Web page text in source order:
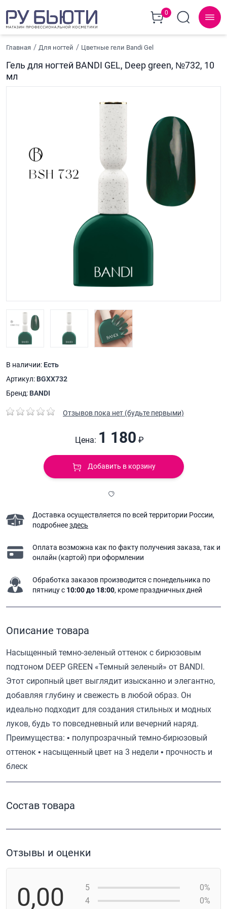
0
Главная Для ногтей Цветные гели Bandi Gel
Гель для ногтей BANDI GEL, Deep green, №732, 10
мл
В наличии: Есть
Артикул: BGXX732
Бренд: BANDI
Отзывов пока нет (будьте первыми)
Цена: 1 180 ₽
Добавить в корзину
Доставка осуществляется по всей территории России,
подробнеездесь
Оплата возможна как по факту получения заказа, так и
онлайн (картой) при оформлении
Обработка заказов производится с понедельника по
пятницу с 10:00 до 18:00, кроме праздничных дней
Описание товара
Насыщенный темно-зеленый оттенок с бирюзовым
подтоном DEEP GREEN «Темный зеленый» от BANDI.
Этот сиропный цвет выглядит изысканно и элегантно,
добавляя глубину и свежесть в любой образ. Он
идеально подходит для создания стильных и модных
луков, будь то повседневный или вечерний наряд.
Преимущества: • полупрозрачный темно-бирюзовый
оттенок • насыщенный цвет на 3 недели • прочность и
блеск
Состав товара
Отзывы и оценки
0,00 5
0%
4
0%